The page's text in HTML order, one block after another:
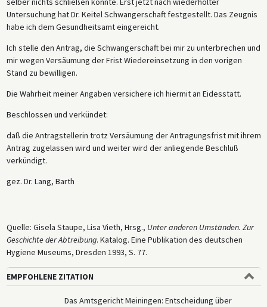
Untersuchung hat Dr. Keitel Schwangerschaft festgestellt. Das Zeugnis
habe ich dem Gesundheitsamt eingereicht.
Ich stelle den Antrag, die Schwangerschaft bei mir zu unterbrechen und
mir wegen Versäumung der Frist Wiedereinsetzung in den vorigen
Stand zu bewilligen.
Die Wahrheit meiner Angaben versichere ich hiermit an Eidesstatt.
Beschlossen und verkündet:
daß die Antragstellerin trotz Versäumung der Antragungsfrist mit ihrem
Antrag zugelassen wird und weiter wird der anliegende Beschluß
verkündigt.
gez. Dr. Lang, Barth
Quelle: Gisela Staupe, Lisa Vieth, Hrsg., Unter anderen Umständen. Zur
Geschichte der Abtreibung. Katalog. Eine Publikation des deutschen
Hygiene Museums, Dresden 1993, S. 77.
EMPFOHLENE ZITATION
Das Amtsgericht Meiningen: Entscheidung über